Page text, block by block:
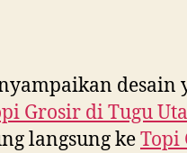
desain
Grosir diTugu
langsung keTopi